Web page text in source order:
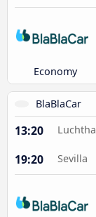
Economy
BlaBlaCar
13:20
19:20 Sevilla